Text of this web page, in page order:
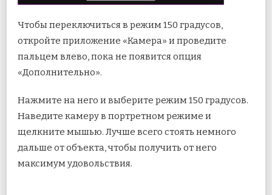
Чтобы переключиться в режим 150 градусов,
откройте приложение «Камера» и проведите
пальцем влево, пока не появится опция
«Дополнительно».
Нажмите на него и выберите режим 150 градусов.
Наведите камеру в портретном режиме и
щелкните мышью. Лучше всего стоять немного
дальше от объекта, чтобы получить от него
максимум удовольствия.